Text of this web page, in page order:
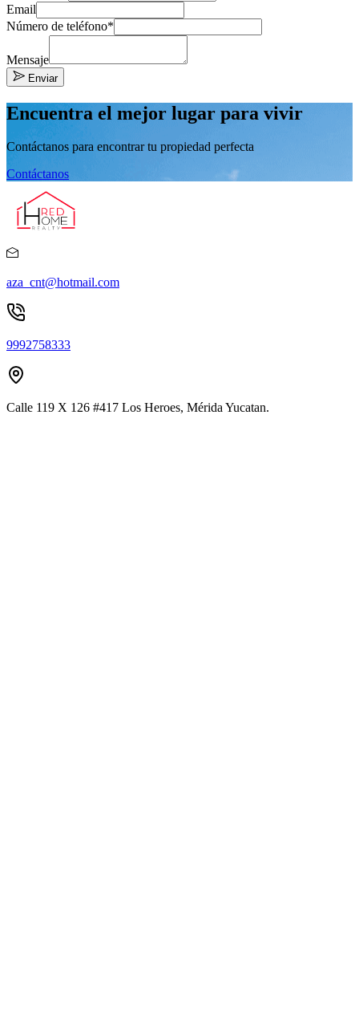
Email
Número de teléfono*
Mensaje
Enviar
Encuentra el mejor lugar para vivir
Contáctanos para encontrar tu propiedad perfecta
Contáctanos
aza_cnt@hotmail.com
9992758333
Calle 119 X 126 #417 Los Heroes, Mérida Yucatan.